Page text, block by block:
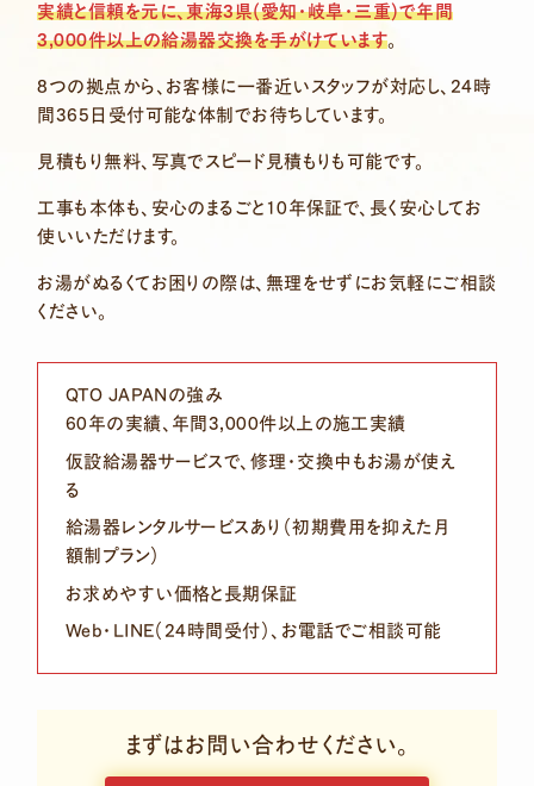
実績と信頼を元に、東海3県(愛知・岐阜・三重)で年間
3,000件以上の給湯器交換を手がけています。
8つの拠点から、お客様に一番近いスタッフが対応し、24時
間365日受付可能な体制でお待ちしています。
見積もり無料、写真でスピード見積もりも可能です。
工事も本体も、安心のまるごと10年保証で、長く安心してお
使いいただけます。
お湯がぬるくてお困りの際は、無理をせずにお気軽にご相談
ください。
QTO JAPANの強み
60年の実績、年間3,000件以上の施工実績
仮設給湯器サービスで、修理・交換中もお湯が使え
る
給湯器レンタルサービスあり（初期費用を抑えた月
額制プラン）
お求めやすい価格と長期保証
Web・LINE（24時間受付）、お電話でご相談可能
まずはお問い合わせください。